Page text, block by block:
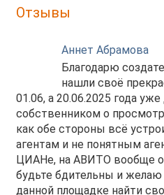
Отзывы
Аннет Абрамова
Благодарю
нашли своё
01.06, а 20.06.2025 года
собственником о
как обе стороны всё
агентам и не понятным
ЦИАНе, на АВИТО вообще
будьте бдительны и
данной площадке найти